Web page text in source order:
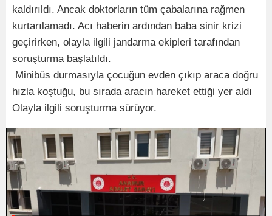
kaldırıldı. Ancak doktorların tüm çabalarına rağmen
kurtarılamadı. Acı haberin ardından baba sinir krizi
geçirirken, olayla ilgili jandarma ekipleri tarafından
soruşturma başlatıldı.
Minibüs durmasıyla çocuğun evden çıkıp araca doğru
hızla koştuğu, bu sırada aracın hareket ettiği yer aldı
Olayla ilgili soruşturma sürüyor.